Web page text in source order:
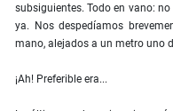
subsiguientes. Todo en vano:
ya. Nos despedíamos
mano, alejados a un metro uno
¡Ah! Preferible era...